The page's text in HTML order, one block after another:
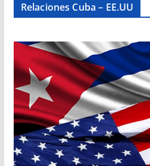
Relaciones Cuba – EE.UU